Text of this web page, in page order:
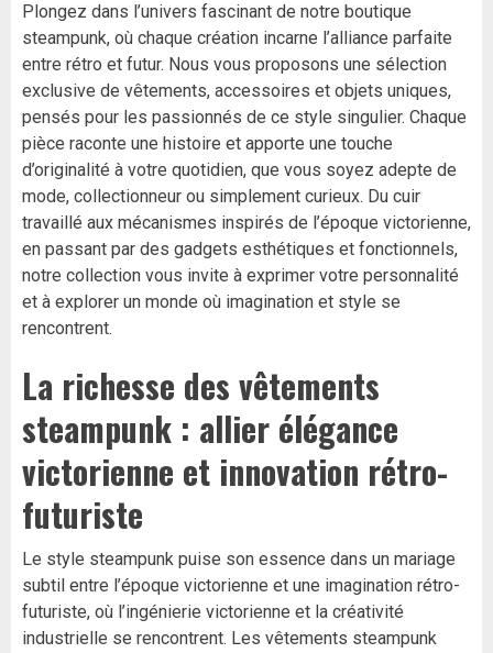
Plongez dans l’univers fascinant de notre boutique
steampunk, où chaque création incarne l’alliance parfaite
entre rétro et futur. Nous vous proposons une sélection
exclusive de vêtements, accessoires et objets uniques,
pensés pour les passionnés de ce style singulier. Chaque
pièce raconte une histoire et apporte une touche
d’originalité à votre quotidien, que vous soyez adepte de
mode, collectionneur ou simplement curieux. Du cuir
travaillé aux mécanismes inspirés de l’époque victorienne,
en passant par des gadgets esthétiques et fonctionnels,
notre collection vous invite à exprimer votre personnalité
et à explorer un monde où imagination et style se
rencontrent.
La richesse des vêtements
steampunk : allier élégance
victorienne et innovation rétro-
futuriste
Le style steampunk puise son essence dans un mariage
subtil entre l’époque victorienne et une imagination rétro-
futuriste, où l’ingénierie victorienne et la créativité
industrielle se rencontrent. Les vêtements steampunk